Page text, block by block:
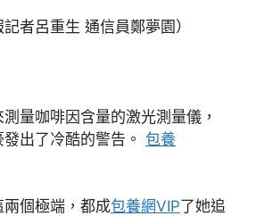
記者呂重生 通信員鄭夢園）
量咖啡因含量的激光測量儀，
出了冷酷的警告。 包養
個極端，都成包養網VIP了她追